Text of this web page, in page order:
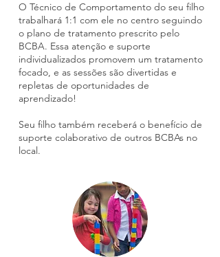
O Técnico de Comportamento do seu filho
trabalhará 1:1 com ele no centro seguindo
o plano de tratamento prescrito pelo
BCBA. Essa atenção e suporte
individualizados promovem um tratamento
focado, e as sessões são divertidas e
repletas de oportunidades de
aprendizado!
Seu filho também receberá o benefício de
suporte colaborativo de outros BCBAs no
local.